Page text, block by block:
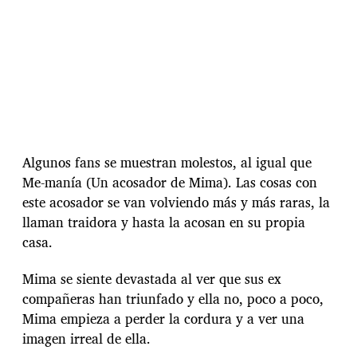
Algunos fans se muestran molestos, al igual que
Me-manía (Un acosador de Mima). Las cosas con
este acosador se van volviendo más y más raras, la
llaman traidora y hasta la acosan en su propia
casa.
Mima se siente devastada al ver que sus ex
compañeras han triunfado y ella no, poco a poco,
Mima empieza a perder la cordura y a ver una
imagen irreal de ella.